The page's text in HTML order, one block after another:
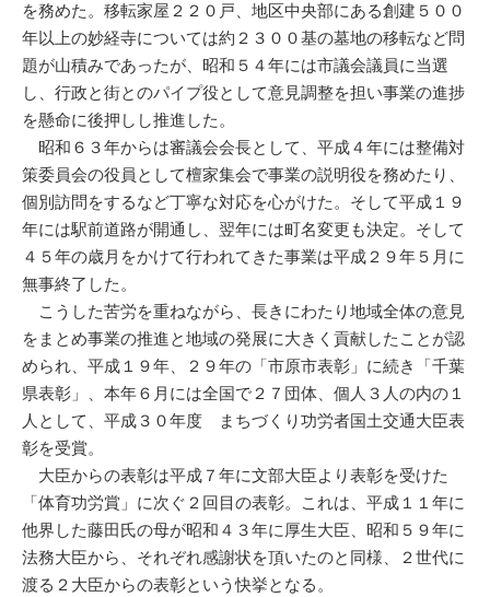
を務めた。移転家屋２２０戸、地区中央部にある創建５００
年以上の妙経寺については約２３００基の墓地の移転など問
題が山積みであったが、昭和５４年には市議会議員に当選
し、行政と街とのパイプ役として意見調整を担い事業の進捗
を懸命に後押しし推進した。
昭和６３年からは審議会会長として、平成４年には整備対
策委員会の役員として檀家集会で事業の説明役を務めたり、
個別訪問をするなど丁寧な対応を心がけた。そして平成１９
年には駅前道路が開通し、翌年には町名変更も決定。そして
４５年の歳月をかけて行われてきた事業は平成２９年５月に
無事終了した。
こうした苦労を重ねながら、長きにわたり地域全体の意見
をまとめ事業の推進と地域の発展に大きく貢献したことが認
められ、平成１９年、２９年の「市原市表彰」に続き「千葉
県表彰」、本年６月には全国で２７団体、個人３人の内の１
人として、平成３０年度 まちづくり功労者国土交通大臣表
彰を受賞。
大臣からの表彰は平成７年に文部大臣より表彰を受けた
「体育功労賞」に次ぐ２回目の表彰。これは、平成１１年に
他界した藤田氏の母が昭和４３年に厚生大臣、昭和５９年に
法務大臣から、それぞれ感謝状を頂いたのと同様、２世代に
渡る２大臣からの表彰という快挙となる。